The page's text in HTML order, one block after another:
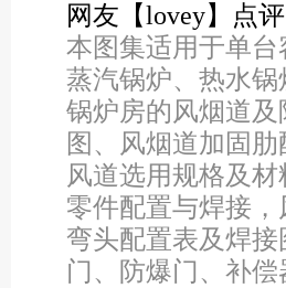
网友【lovey】点评
本图集适用于单台
蒸汽锅炉、热水
锅炉房的风烟道
图、风烟道加固
风道选用规格及
零件配置与焊接，
弯头配置表及焊
门、防爆门、补